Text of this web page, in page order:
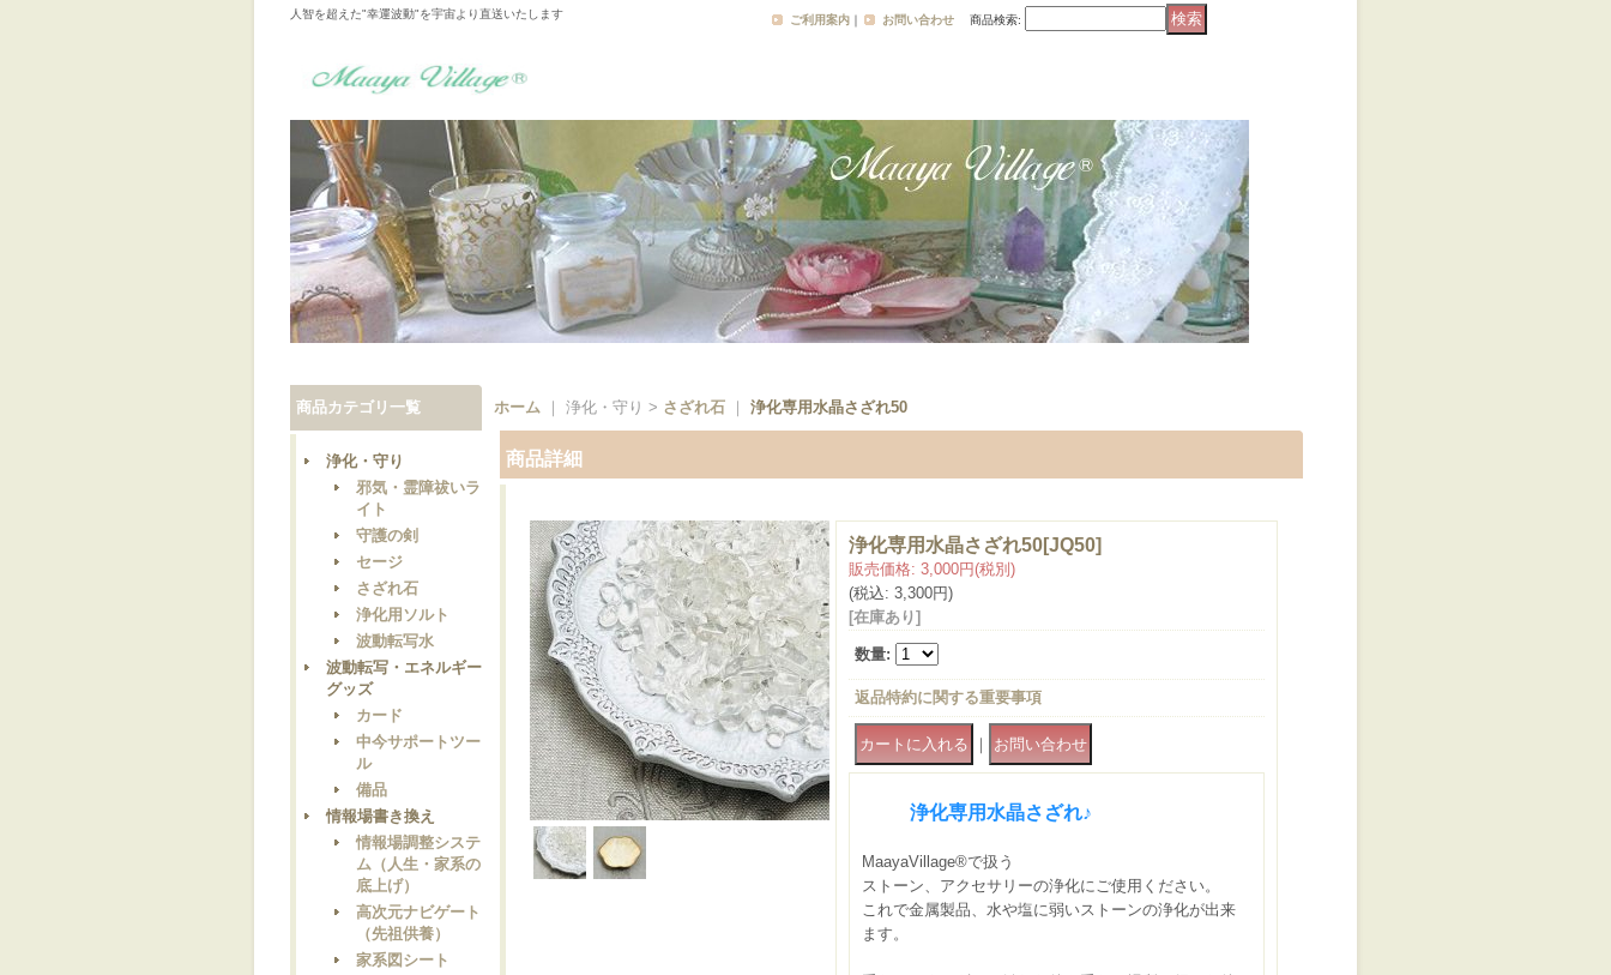
人智を超えた"幸運波動"を宇宙より直送いたします ご利用案内 ｜ お問い合わせ 商品検索:
商品カテゴリ一覧
浄化・守り
邪気・霊障祓いラ
イト
守護の剣
セージ
さざれ石
浄化用ソルト
波動転写水
波動転写・エネルギー
グッズ
カード
中今サポートツー
ル
備品
情報場書き換え
情報場調整システ
ム（人生・家系の
底上げ）
高次元ナビゲート
（先祖供養）
家系図シート
ホーム ｜ 浄化・守り > さざれ石 浄化専用水晶さざれ50
商品詳細
浄化専用水晶さざれ50[JQ50]
販売価格: 3,000円(税別)
(税込: 3,300円)
[在庫あり]
数量:
返品特約に関する重要事項
｜
浄化専用 水晶さざれ♪
MaayaVillage®で扱う
ストーン、アクセサリーの浄化にご使用ください。
これで金属製品、水や塩に弱いストーンの浄化が出来
ます。